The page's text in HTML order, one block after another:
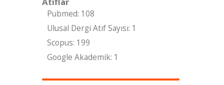
Pubmed: 108
Ulusal Dergi Atıf Sayısı: 1
Scopus: 199
Google Akademik: 1